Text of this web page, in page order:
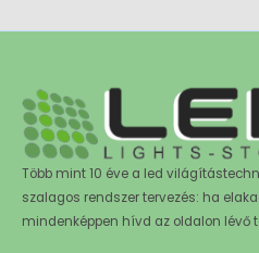
Több mint 10 éve a led
szalagos rendszer tervezés: ha
mindenképpen hívd az oldalon lévő